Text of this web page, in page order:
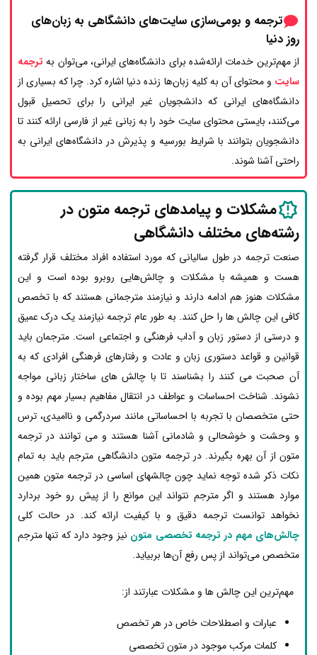
ترجمه و بومی‌سازی سایت‌های دانشگاهی به زبان‌های
روز دنیا
از مهم‌ترین خدمات ارائه‌شده برای دانشگاه‌های ایرانی، می‌توان به ترجمه
سایت و محتوای آن به کلیه زبان‌ها زنده دنیا اشاره کرد. چرا که بسیاری از
دانشگاه‌های ایرانی که دانشجویان غیر ایرانی را برای تحصیل قبول
می‌کنند، بایستی محتوای سایت خود را به زبانی غیر از فارسی ارائه کنند تا
دانشجویان بتوانند با شرایط بورسیه و پذیرش در دانشگاه‌های ایرانی به‌
راحتی آشنا شوند.
مشکلات و پیامدهای ترجمه متون در
رشته‌های مختلف دانشگاهی
صنعت ترجمه در طول سالیانی که مورد استفاده افراد مختلف قرار گرفته
هست و همیشه با مشکلات و چالش‌هایی روبرو بوده است و این
مشکلات هنوز هم ادامه دارند و نیازمند مترجمانی هستند که با تخصص
کافی این چالش ها را حل کنند. به طور عام ترجمه نیازمند یک درک عمیق
و درستی از دستور زبان و آداب فرهنگی و اجتماعی است. مترجمان باید
قوانین و قواعد دستوری زبان و عادت و رفتارهای فرهنگی افرادی که به
آن صحبت می کنند را بشناسند تا با چالش های ساختار زبانی مواجه
نشوند. شناخت احساسات و عواطف در انتقال مفاهیم بسیار مهم بوده و
حتی متخصصان با تجربه با احساساتی مانند سردرگمی و ناامیدی، ترس
و وحشت و خوشحالی و شادمانی آشنا هستند و می توانند در ترجمه
متون از آن بهره بگیرند. در ترجمه متون دانشگاهی مترجم باید به تمام
نکات ذکر شده توجه نماید چون چالشهای اساسی در ترجمه متون همین
موارد هستند و اگر مترجم نتواند این موانع را از پیش رو خود بردارد
نخواهد توانست ترجمه دقیق و با کیفیت ارائه کند. در حالت کلی
چالش‌های مهم در ترجمه تخصصی متون نیز وجود دارد که تنها مترجم
متخصص می‌تواند از پس رفع آن‌ها بربیاید.
مهم‌ترین این چالش ها و مشکلات عبارتند از:
عبارات و اصطلاحات خاص در هر تخصص
کلمات مرکب موجود در متون تخصصی